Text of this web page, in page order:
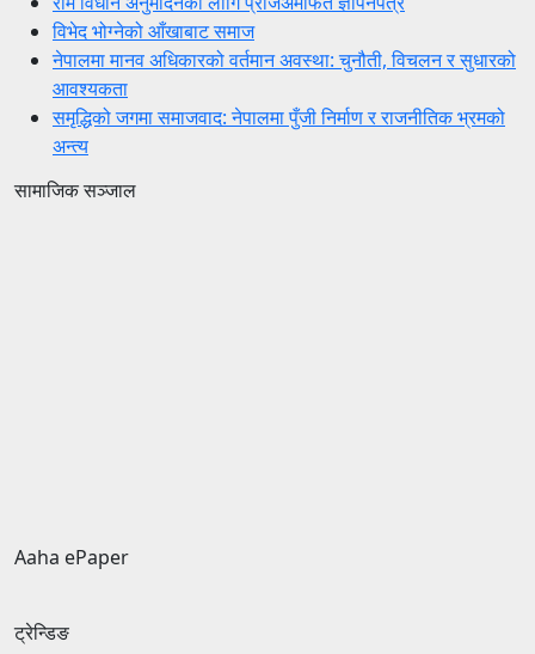
विभेद भोग्नेको आँखाबाट समाज
नेपालमा मानव अधिकारको वर्तमान अवस्था: चुनौती, विचलन र सुधारको
आवश्यकता
समृद्धिको जगमा समाजवाद: नेपालमा पुँजी निर्माण र राजनीतिक भ्रमको
अन्त्य
सामाजिक सञ्जाल
Aaha ePaper
ट्रेन्डिङ